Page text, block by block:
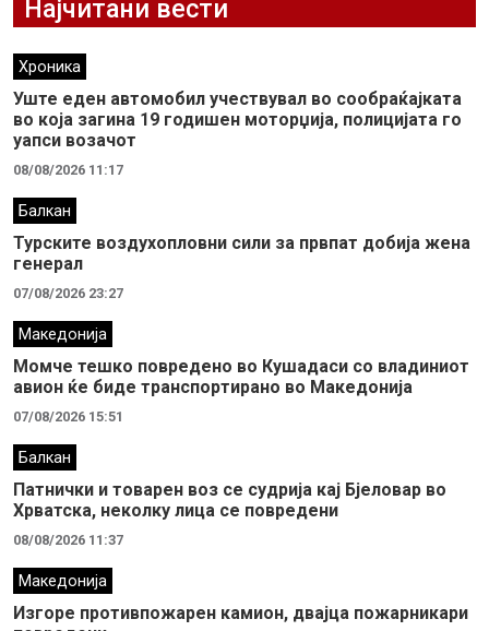
Најчитани вести
Хроника
Уште еден автомобил учествувал во сообраќајката
во која загина 19 годишен моторџија, полицијата го
уапси возачот
08/08/2026 11:17
Балкан
Турските воздухопловни сили за првпат добија жена
генерал
07/08/2026 23:27
Македонија
Момче тешко повредено во Кушадаси со владиниот
авион ќе биде транспортирано во Македонија
07/08/2026 15:51
Балкан
Патнички и товарен воз се судрија кај Бјеловар во
Хрватска, неколку лица се повредени
08/08/2026 11:37
Македонија
Изгоре противпожарен камион, двајца пожарникари